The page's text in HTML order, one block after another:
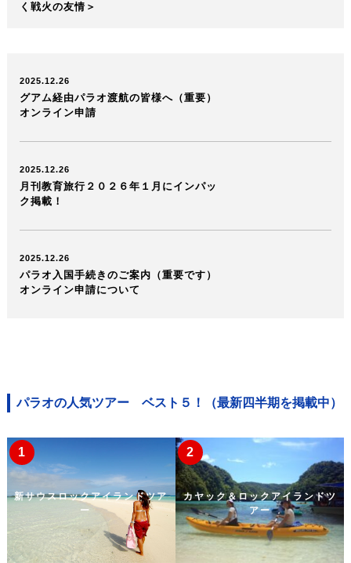
く戦火の友情＞
2025.12.26
グアム経由パラオ渡航の皆様へ（重要）
オンライン申請
2025.12.26
月刊教育旅行２０２６年１月にインパッ
ク掲載！
2025.12.26
パラオ入国手続きのご案内（重要です）
オンライン申請について
パラオの人気ツアー ベスト５！ （最新四半期を掲載中）
新サウスロックアイランドツア
ー
カヤック＆ロックアイランドツ
アー